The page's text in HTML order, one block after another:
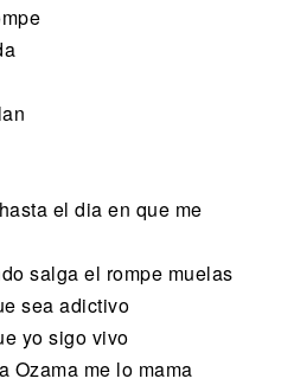
el dia en que me
salga el rompe muelas
sea adictivo
yo sigo vivo
Ozama me lo mama